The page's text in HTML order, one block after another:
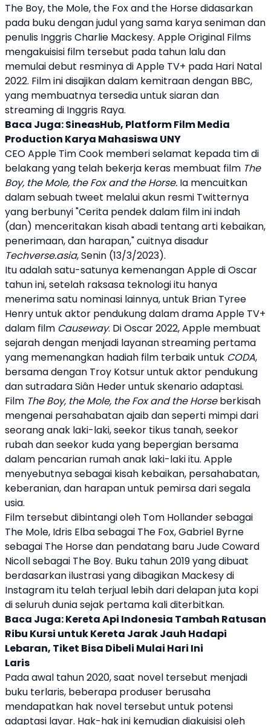
The Boy, the Mole, the Fox and the Horsedidasarkan
pada buku dengan judul yang sama karya seniman dan
penulis Inggris Charlie Mackesy. AppleOriginal Films
mengakuisisi film tersebut pada tahun lalu dan
memulai debut resminya diApple TV+ pada Hari Natal
2022. Film ini disajikan dalam kemitraan dengan BBC,
yang membuatnya tersedia untuk siaran dan
streaming di Inggris Raya.
Baca Juga:SineasHub, Platform Film Media
Production Karya Mahasiswa UNY
CEOApple Tim Cook memberi selamat kepada tim di
belakang yang telah bekerja keras membuat film The
Boy, the Mole, the Fox and the Horse. Ia mencuitkan
dalam sebuah tweet melalui akun resmi Twitternya
yang berbunyi "Cerita pendek dalam film ini indah
(dan) menceritakan kisah abadi tentang arti kebaikan,
penerimaan, dan harapan," cuitnya disadur
Techverse.asia, Senin (13/3/2023).
Itu adalah satu-satunya kemenanganAppledi Oscar
tahun ini, setelah raksasa teknologi itu hanya
menerima satu nominasi lainnya, untuk Brian Tyree
Henry untuk aktor pendukung dalam dramaApple TV+
dalam film Causeway. Di Oscar 2022,Apple membuat
sejarah dengan menjadi layanan streaming pertama
yang memenangkan hadiah film terbaik untuk CODA,
bersama dengan Troy Kotsur untuk aktor pendukung
dan sutradara Siân Heder untuk skenario adaptasi.
Film The Boy, the Mole, the Fox and the Horseberkisah
mengenai persahabatan ajaib dan seperti mimpi dari
seorang anak laki-laki, seekor tikus tanah, seekor
rubah dan seekor kuda yang bepergian bersama
dalam pencarian rumah anak laki-laki itu. Apple
menyebutnya sebagai kisah kebaikan, persahabatan,
keberanian, dan harapan untuk pemirsa dari segala
usia.
Film tersebut dibintangi oleh Tom Hollander sebagai
The Mole, Idris Elba sebagai The Fox, Gabriel Byrne
sebagai The Horse dan pendatang baru Jude Coward
Nicoll sebagai The Boy. Buku tahun 2019 yang dibuat
berdasarkan ilustrasi yang dibagikan Mackesy di
Instagram itu telah terjual lebih dari delapan juta kopi
di seluruh dunia sejak pertama kali diterbitkan.
Baca Juga:Kereta Api Indonesia Tambah Ratusan
Ribu Kursi untuk Kereta Jarak Jauh Hadapi
Lebaran, Tiket Bisa Dibeli Mulai Hari Ini
Laris
Pada awal tahun 2020, saat novel tersebut menjadi
buku terlaris, beberapa produser berusaha
mendapatkan hak novel tersebut untuk potensi
adaptasi layar. Hak-hak ini kemudian diakuisisi oleh